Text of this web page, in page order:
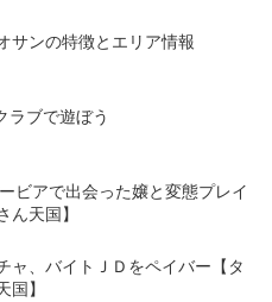
サンの特徴とエリア情報
ラブで遊ぼう
ビアで出会った嬢と変態プレイ
ん天国】
、バイトＪＤをペイバー【タ
】